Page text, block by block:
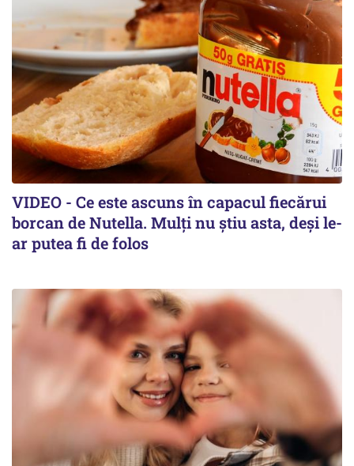
VIDEO - Ce este ascuns în capacul fiecărui
borcan de Nutella. Mulți nu știu asta, deși le-
ar putea fi de folos